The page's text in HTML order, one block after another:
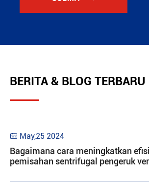
BERITA & BLOG TERBARU
 May,25 2024
Bagaimana cara meningkatkan
pemisahan sentrifugal pengeruk